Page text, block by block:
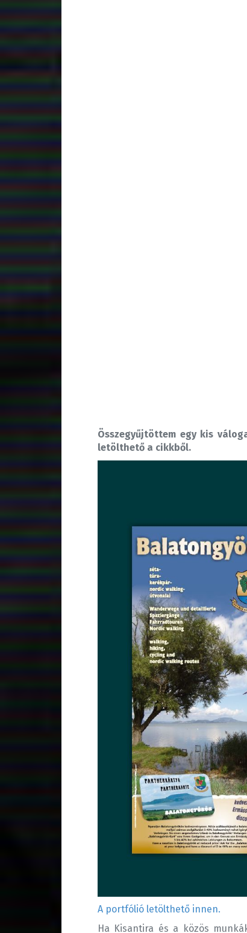
Összegyűjtöttem egy kis
letölthető a cikkből.
A portfólió letölthető innen.
Ha Kisantira és a közös